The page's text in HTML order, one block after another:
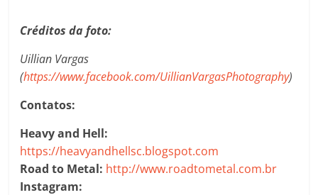
Créditos da foto:
Uillian Vargas
(https://www.facebook.com/UillianVargasPhotography)
Contatos:
Heavy and Hell:
https://heavyandhellsc.blogspot.com
Road to Metal: http://www.roadtometal.com.br
Instagram: